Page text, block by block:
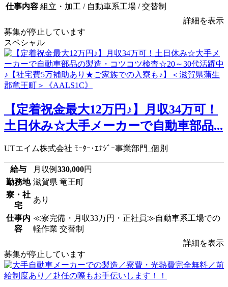
仕事内容 組立・加工 / 自動車系工場 / 交替制
詳細を表示
募集が停止しています
スペシャル
【定着祝金最大12万円♪】月収34万可！
土日休み☆大手メーカーで自動車部品...
UTエイム株式会社 ﾓｰﾀｰ･ｴﾅｼﾞｰ事業部門_個別
給与 月収例 330,000円
勤務地 滋賀県 竜王町
寮・社
宅
あり
仕事内
容
≪寮完備・月収33万円・正社員≫自動車系工場での
軽作業 交替制
詳細を表示
募集が停止しています